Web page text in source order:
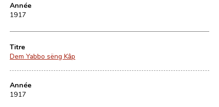
Année
1917
Titre
Dem Yabbo sëng Kâp
Année
1917